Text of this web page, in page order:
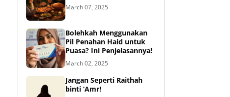
March 07, 2025
Bolehkah Menggunakan
Pil Penahan Haid untuk
Puasa? Ini Penjelasannya!
March 02, 2025
Jangan Seperti Raithah
binti ‘Amr!